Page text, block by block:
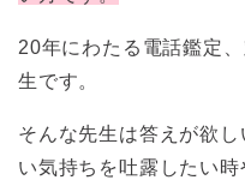
20年にわたる電話鑑定
生です。
そんな先生は答えが欲
い気持ちを吐露したい